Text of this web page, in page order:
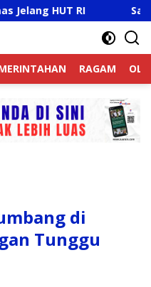
RI Sambut HUT
RAGAM
di
Tunggu